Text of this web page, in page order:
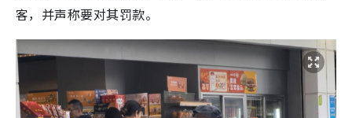
客，并声称要对其罚款。